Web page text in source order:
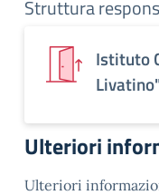
Struttura
Istituto
Ulteriori
Ulteriori